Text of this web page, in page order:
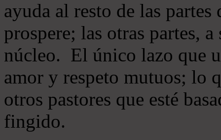
ayuda al resto de las
prospere; las otras partes,
núcleo. El único lazo que
amor y respeto mutuos; lo
otros pastores que esté
fingido.